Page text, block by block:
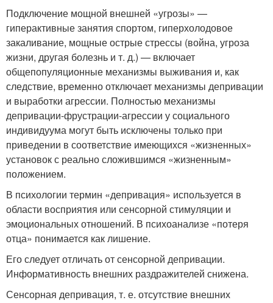
Подключение мощной внешней «угрозы» —
гиперактивные занятия спортом, гиперхолодовое
закаливание, мощные острые стрессы (война, угроза
жизни, другая болезнь и т. д.) — включает
общепопуляционные механизмы выживания и, как
следствие, временно отключает механизмы депривации
и выработки агрессии. Полностью механизмы
депривации-фрустрации-агрессии у социального
индивидуума могут быть исключены только при
приведении в соответствие имеющихся «жизненных»
установок с реально сложившимся «жизненным»
положением.
В психологии термин «депривация» используется в
области восприятия или сенсорной стимуляции и
эмоциональных отношений. В психоанализе «потеря
отца» понимается как лишение.
Его следует отличать от сенсорной депривации.
Информативность внешних раздражителей снижена.
Сенсорная депривация, т. е. отсутствие внешних